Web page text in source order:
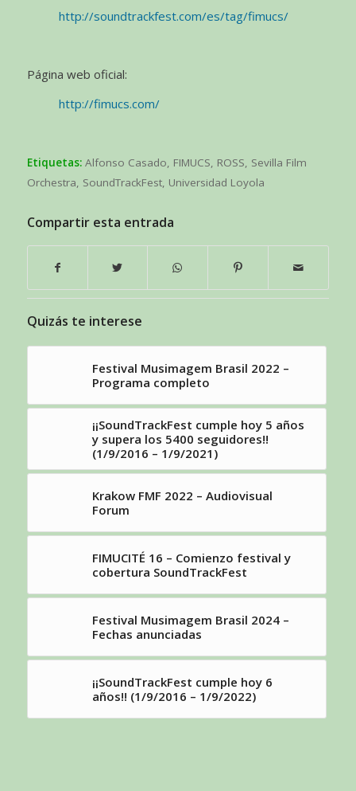
http://soundtrackfest.com/es/tag/fimucs/
Página web oficial:
http://fimucs.com/
Etiquetas: Alfonso Casado, FIMUCS, ROSS, Sevilla Film
Orchestra, SoundTrackFest, Universidad Loyola
Compartir esta entrada
Quizás te interese
Festival Musimagem Brasil 2022 –
Programa completo
¡¡SoundTrackFest cumple hoy 5 años
y supera los 5400 seguidores!!
(1/9/2016 – 1/9/2021)
Krakow FMF 2022 – Audiovisual
Forum
FIMUCITÉ 16 – Comienzo festival y
cobertura SoundTrackFest
Festival Musimagem Brasil 2024 –
Fechas anunciadas
¡¡SoundTrackFest cumple hoy 6
años!! (1/9/2016 – 1/9/2022)